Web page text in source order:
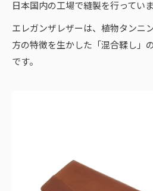
日本国内の工場で縫製を行っていま
エレガンザレザーは、植物タンニ
方の特徴を生かした「混合鞣し」
です。